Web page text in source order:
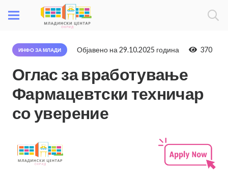
ИНФО ЗА МЛАДИ Објавено на29.10.2025 година 370
Оглас за вработување
Фармацевтски техничар
со уверение